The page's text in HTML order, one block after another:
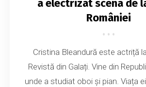
a electrizat scena de
României
Cristina Bleandură este actriță
Revistă din Galați. Vine din
unde a studiat oboi și pian. Viața